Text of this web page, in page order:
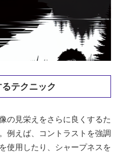
テクニック
の見栄えをさらに良くするた
例えば、コントラストを強調
使用したり、シャープネスを